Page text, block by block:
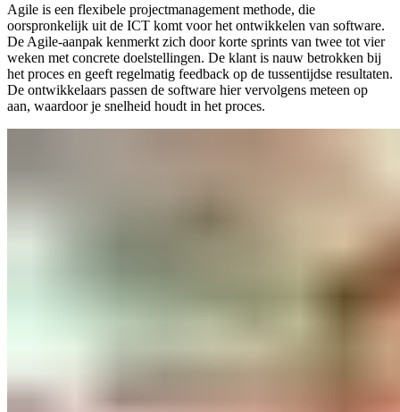
Agile is een flexibele projectmanagement methode, die
oorspronkelijk uit de ICT komt voor het ontwikkelen van software.
De Agile-aanpak kenmerkt zich door korte sprints van twee tot vier
weken met concrete doelstellingen. De klant is nauw betrokken bij
het proces en geeft regelmatig feedback op de tussentijdse resultaten.
De ontwikkelaars passen de software hier vervolgens meteen op
aan, waardoor je snelheid houdt in het proces.